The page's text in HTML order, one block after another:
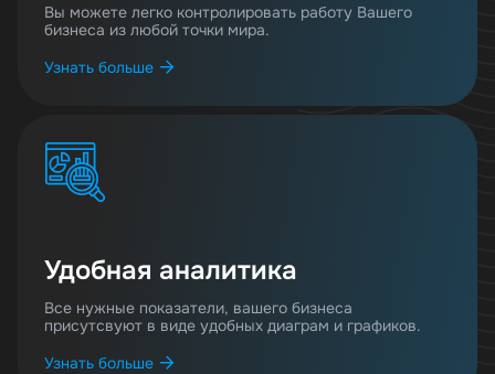
Вы можете легко контролировать работу Вашего
бизнеса из любой точки мира.
Узнать больше
Удобная аналитика
Все нужные показатели, вашего бизнеса
присутсвуют в виде удобных диаграм и графиков.
Узнать больше